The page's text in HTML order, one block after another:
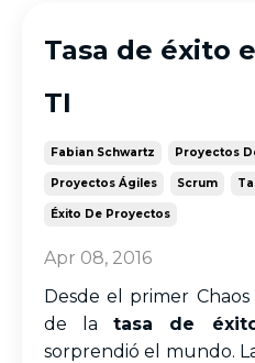
Tasa de éxito
TI
Fabian Schwartz Proyectos
Proyectos Ágiles Scrum
Éxito De Proyectos
Apr 08, 2016
Desde el primer
de latasa de
sorprendió el mundo.